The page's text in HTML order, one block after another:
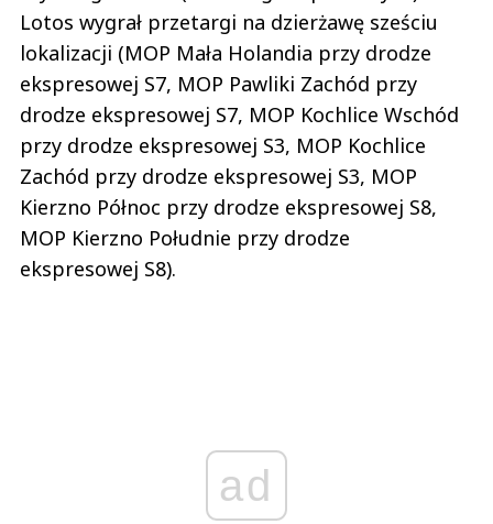
Lotos wygrał przetargi na dzierżawę sześciu
lokalizacji (MOP Mała Holandia przy drodze
ekspresowej S7, MOP Pawliki Zachód przy
drodze ekspresowej S7, MOP Kochlice Wschód
przy drodze ekspresowej S3, MOP Kochlice
Zachód przy drodze ekspresowej S3, MOP
Kierzno Północ przy drodze ekspresowej S8,
MOP Kierzno Południe przy drodze
ekspresowej S8).
ad